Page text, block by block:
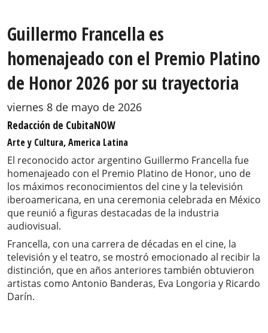
Guillermo Francella es
homenajeado con el Premio Platino
de Honor 2026 por su trayectoria
viernes 8 de mayo de 2026
Redacción de CubitaNOW
Arte y Cultura, America Latina
El reconocido actor argentino Guillermo Francella fue
homenajeado con el Premio Platino de Honor, uno de
los máximos reconocimientos del cine y la televisión
iberoamericana, en una ceremonia celebrada en México
que reunió a figuras destacadas de la industria
audiovisual.
Francella, con una carrera de décadas en el cine, la
televisión y el teatro, se mostró emocionado al recibir la
distinción, que en años anteriores también obtuvieron
artistas como Antonio Banderas, Eva Longoria y Ricardo
Darín.